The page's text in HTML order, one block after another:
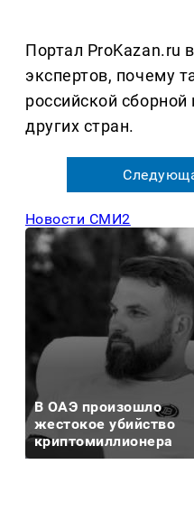
Портал ProKazan.ru
экспертов, почему
российской
других стран.
Новости СМИ2
В ОАЭ произошло
жестокое убийство
криптомиллионера